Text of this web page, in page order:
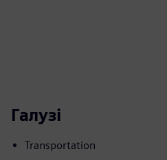
Галузі
Transportation